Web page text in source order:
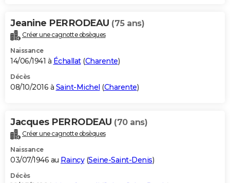
Jeanine PERRODEAU (75 ans)
Créer une cagnotte obsèques
Naissance
14/06/1941 à Échallat(Charente)
Décès
08/10/2016 à Saint-Michel (Charente)
Jacques PERRODEAU (70 ans)
Créer une cagnotte obsèques
Naissance
03/07/1946 au Raincy(Seine-Saint-Denis)
Décès